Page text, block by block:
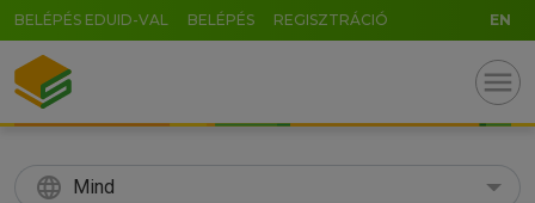
BELÉPÉS EDUID-VAL BELÉPÉS REGISZTRÁCIÓ EN
menu
language Mind